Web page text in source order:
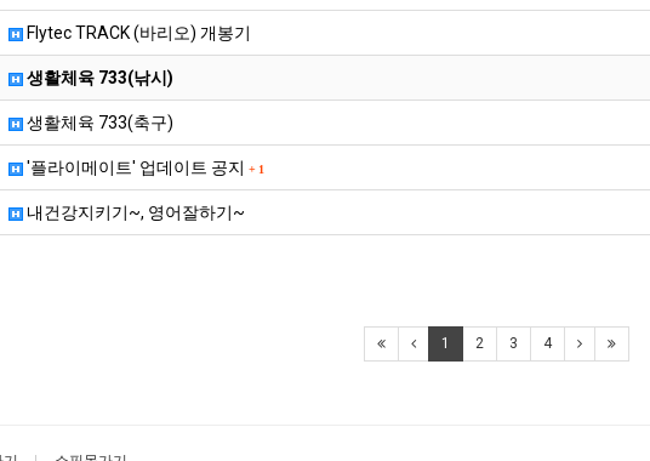
Flytec TRACK (바리오) 개봉기
생활체육 733(낚시)
생활체육 733(축구)
'플라이메이트' 업데이트 공지 + 1
내건강지키기~, 영어잘하기~
1 2 3 4
불
과